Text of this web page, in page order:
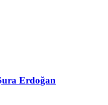
Erdoğan